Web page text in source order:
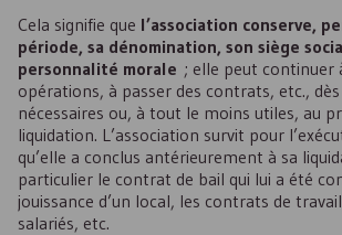
Cela signifie que l’association conserve,
période, sa dénomination, son siège
personnalité morale ; elle peut continuer
opérations, à passer des contrats, etc.,
nécessaires ou, à tout le moins utiles, au
liquidation. L’association survit pour
qu’elle a conclus antérieurement à sa
particulier le contrat de bail qui lui a été
jouissance d’un local, les contrats de
salariés, etc.